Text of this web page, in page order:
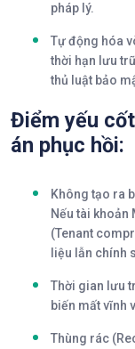
pháp lý.
Tự động hóa
thời hạn lưu
thủ luật bảo
Điểm yếu
án phục hồi:
Không tạo ra
Nếu tài
(Tenant
liệu lẫn chính
Thời gian lưu
biến mất vĩnh
Thùng rác